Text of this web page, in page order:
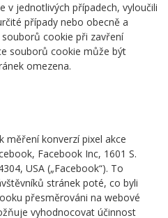
v jednotlivých případech, vyloučili
případy nebo obecně a
cookie při zavření
souborů cookie může být
omezena.
měření konverzí pixel akce
Facebook Inc, 1601 S.
USA („Facebook“). To
stránek poté, co byli
přesměrováni na webové
vyhodnocovat účinnost